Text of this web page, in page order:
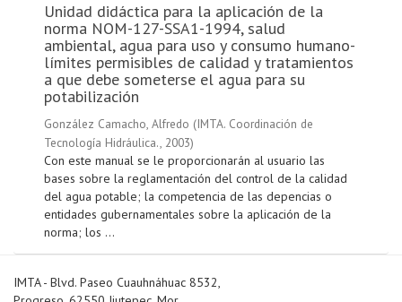
Unidad didáctica para la aplicación de la
norma NOM-127-SSA1-1994, salud
ambiental, agua para uso y consumo humano-
límites permisibles de calidad y tratamientos
a que debe someterse el agua para su
potabilización
González Camacho, Alfredo (IMTA. Coordinación de
Tecnología Hidráulica., 2003)
Con este manual se le proporcionarán al usuario las
bases sobre la reglamentación del control de la calidad
del agua potable; la competencia de las depencias o
entidades gubernamentales sobre la aplicación de la
norma; los ...
IMTA - Blvd. Paseo Cuauhnáhuac 8532,